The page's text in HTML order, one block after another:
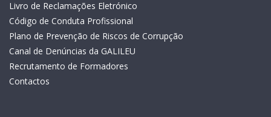
Livro de Reclamações Eletrónico
Código de Conduta Profissional
Plano de Prevenção de Riscos de Corrupção
Canal de Denúncias da GALILEU
Recrutamento de Formadores
Contactos